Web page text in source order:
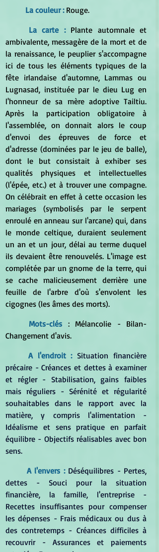
La couleur : Rouge.
La carte : Plante automnale et
ambivalente, messagère de la mort et de
la renaissance, le peuplier s'accompagne
ici de tous les éléments typiques de la
fête irlandaise d'automne, Lammas ou
Lugnasad, instituée par le dieu Lug en
l'honneur de sa mère adoptive Tailtiu.
Après la participation obligatoire à
l'assemblée, on donnait alors le coup
d'envoi des épreuves de force et
d'adresse (dominées par le jeu de balle),
dont le but consistait à exhiber ses
qualités physiques et intellectuelles
(l'épée, etc.) et à trouver une compagne.
On célébrait en effet à cette occasion les
mariages (symbolisés par le serpent
enroulé en anneau sur l'arcane) qui, dans
le monde celtique, duraient seulement
un an et un jour, délai au terme duquel
ils devaient être renouvelés. L'image est
complétée par un gnome de la terre, qui
se cache malicieusement derrière une
feuille de l'arbre d'où s'envolent les
cigognes (les âmes des morts).
Mots-clés : Mélancolie - Bilan-
Changement d'avis.
A l'endroit : Situation financière
précaire - Créances et dettes à examiner
et régler - Stabilisation, gains faibles
mais réguliers - Sérénité et régularité
souhaitables dans le rapport avec la
matière, y compris l'alimentation -
Idéalisme et sens pratique en parfait
équilibre - Objectifs réalisables avec bon
sens.
	A l'envers :
Déséquilibres - Pertes,
dettes - Souci pour la situation
financière, la famille, l'entreprise -
Recettes insuffisantes pour compenser
les dépenses - Frais médicaux ou dus à
des contretemps - Créances difficiles à
recouvrir - Assurances et paiements